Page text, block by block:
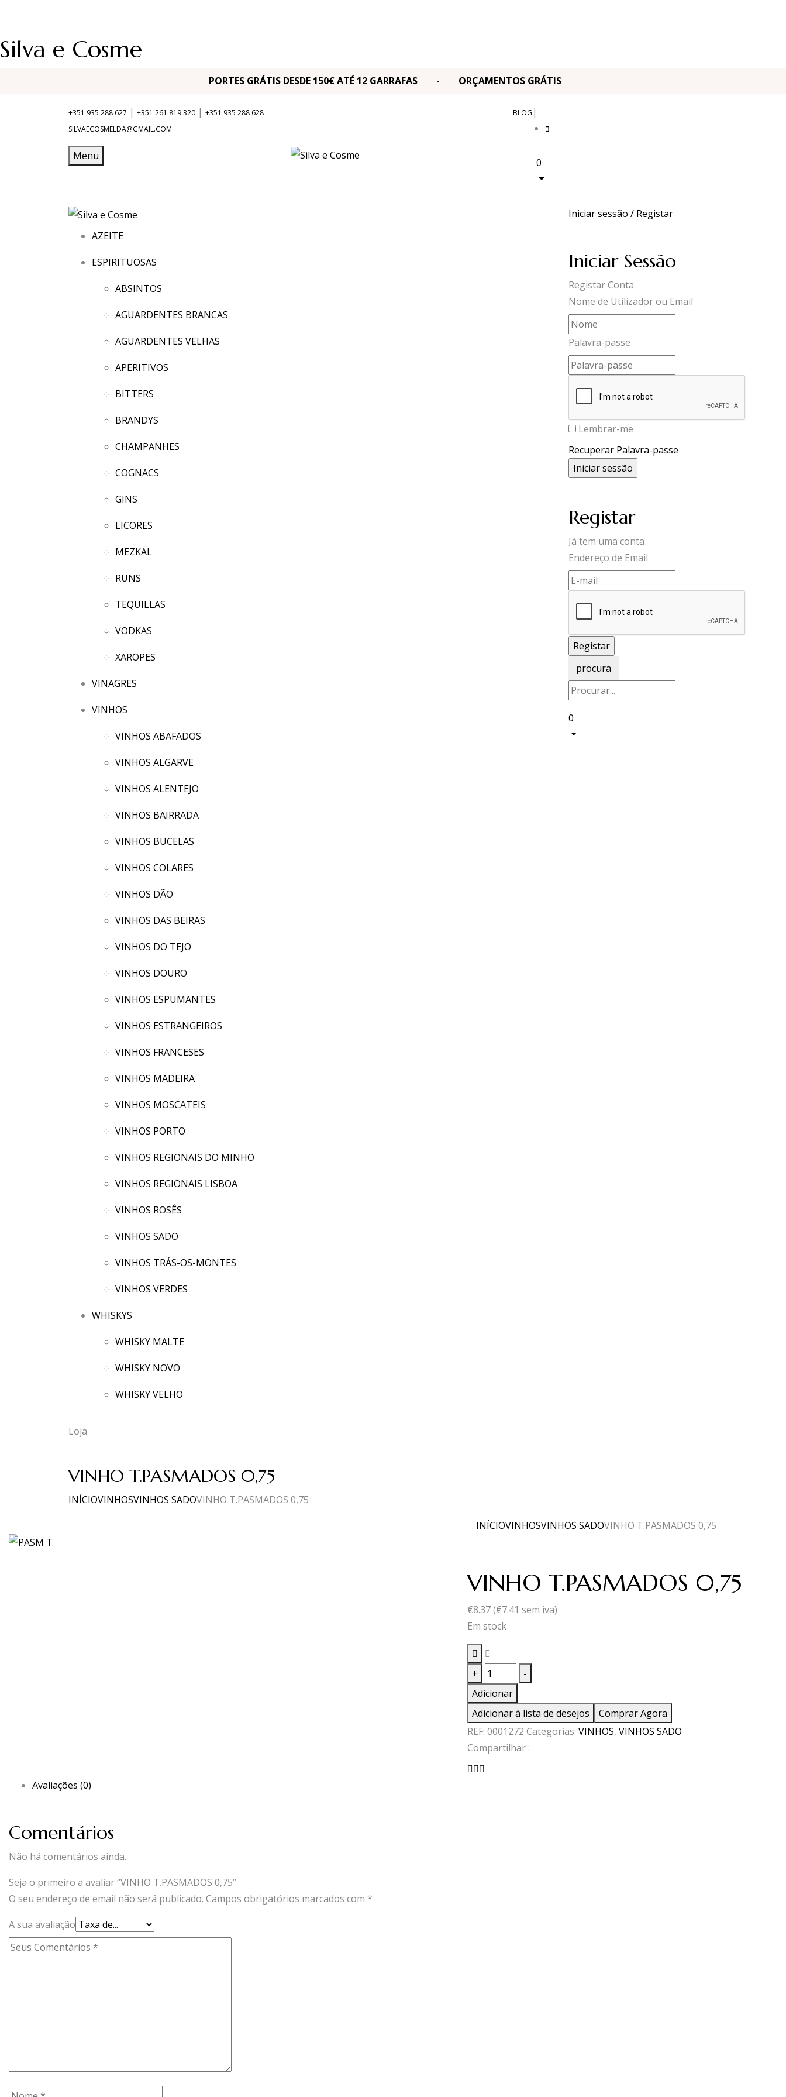
Silva e Cosme
PORTES GRÁTIS DESDE 150€ ATÉ 12 GARRAFAS - ORÇAMENTOS GRÁTIS
+351 935 288 627 | +351 261 819 320 | +351 935 288 628
SILVAECOSMELDA@GMAIL.COM
BLOG |
Menu
0
AZEITE
ESPIRITUOSAS
ABSINTOS
AGUARDENTES BRANCAS
AGUARDENTES VELHAS
APERITIVOS
BITTERS
BRANDYS
CHAMPANHES
COGNACS
GINS
LICORES
MEZKAL
RUNS
TEQUILLAS
VODKAS
XAROPES
VINAGRES
VINHOS
VINHOS ABAFADOS
VINHOS ALGARVE
VINHOS ALENTEJO
VINHOS BAIRRADA
VINHOS BUCELAS
VINHOS COLARES
VINHOS DÃO
VINHOS DAS BEIRAS
VINHOS DO TEJO
VINHOS DOURO
VINHOS ESPUMANTES
VINHOS ESTRANGEIROS
VINHOS FRANCESES
VINHOS MADEIRA
VINHOS MOSCATEIS
VINHOS PORTO
VINHOS REGIONAIS DO MINHO
VINHOS REGIONAIS LISBOA
VINHOS ROSÊS
VINHOS SADO
VINHOS TRÁS-OS-MONTES
VINHOS VERDES
WHISKYS
WHISKY MALTE
WHISKY NOVO
WHISKY VELHO
Iniciar sessão / Registar
Iniciar Sessão
Registar Conta
Nome de Utilizador ou Email
Palavra-passe
Lembrar-me
Recuperar Palavra-passe
Registar
Já tem uma conta
Endereço de Email
procura
0
Loja
VINHO T.PASMADOS 0,75
INÍCIOVINHOSVINHOS SADOVINHO T.PASMADOS 0,75
INÍCIOVINHOSVINHOS SADOVINHO T.PASMADOS 0,75
VINHO T.PASMADOS 0,75
€8.37(€7.41 sem iva)
Em stock
+
Quantidade
de
VINHO
T.PASMADOS
0,75
-
Adicionar
Adicionar à lista de desejos
Comprar Agora
REF: 0001272 Categorias: VINHOS, VINHOS SADO
Compartilhar :
Avaliações (0)
Comentários
Não há comentários ainda.
Seja o primeiro a avaliar “VINHO T.PASMADOS 0,75”
O seu endereço de email não será publicado. Campos obrigatórios marcados com *
A sua avaliação